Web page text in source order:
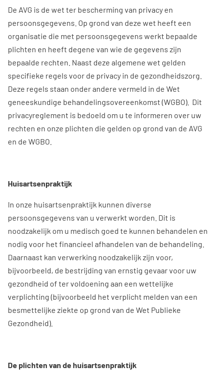
De AVG is de wet ter bescherming van privacy en
persoonsgegevens. Op grond van deze wet heeft een
organisatie die met persoonsgegevens werkt bepaalde
plichten en heeft degene van wie de gegevens zijn
bepaalde rechten. Naast deze algemene wet gelden
specifieke regels voor de privacy in de gezondheidszorg.
Deze regels staan onder andere vermeld in de Wet
geneeskundige behandelingsovereenkomst (WGBO). Dit
privacyreglement is bedoeld om u te informeren over uw
rechten en onze plichten die gelden op grond van de AVG
en de WGBO.
Huisartsenpraktijk
In onze huisartsenpraktijk kunnen diverse
persoonsgegevens van u verwerkt worden. Dit is
noodzakelijk om u medisch goed te kunnen behandelen en
nodig voor het financieel afhandelen van de behandeling.
Daarnaast kan verwerking noodzakelijk zijn voor,
bijvoorbeeld, de bestrijding van ernstig gevaar voor uw
gezondheid of ter voldoening aan een wettelijke
verplichting (bijvoorbeeld het verplicht melden van een
besmettelijke ziekte op grond van de Wet Publieke
Gezondheid).
De plichten van de huisartsenpraktijk